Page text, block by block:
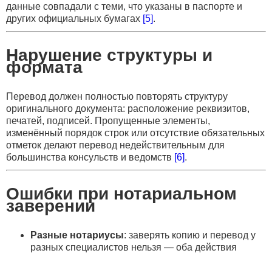
данные совпадали с теми, что указаны в паспорте и
других официальных бумагах [5].
Нарушение структуры и
формата
Перевод должен полностью повторять структуру
оригинального документа: расположение реквизитов,
печатей, подписей. Пропущенные элементы,
изменённый порядок строк или отсутствие обязательных
отметок делают перевод недействительным для
большинства консульств и ведомств [6].
Ошибки при нотариальном
заверении
Разные нотариусы: заверять копию и перевод у
разных специалистов нельзя — оба действия